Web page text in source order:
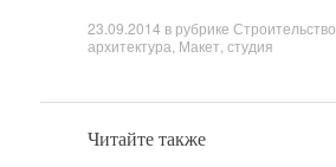
23.09.2014 в рубрике Строительство
архитектура Макет студия
Читайте также